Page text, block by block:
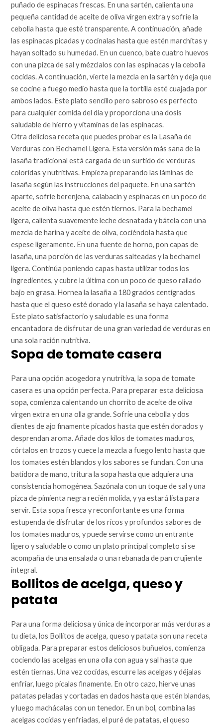
puñado de espinacas frescas. En una sartén, calienta una
pequeña cantidad de aceite de oliva virgen extra y sofríe la
cebolla hasta que esté transparente. A continuación, añade
las espinacas picadas y cocínalas hasta que estén marchitas y
hayan soltado su humedad. En un cuenco, bate cuatro huevos
con una pizca de sal y mézclalos con las espinacas y la cebolla
cocidas. A continuación, vierte la mezcla en la sartén y deja que
se cocine a fuego medio hasta que la tortilla esté cuajada por
ambos lados. Este plato sencillo pero sabroso es perfecto
para cualquier comida del día y proporciona una dosis
saludable de hierro y vitaminas de las espinacas.
Otra deliciosa receta que puedes probar es la Lasaña de
Verduras con Bechamel Ligera. Esta versión más sana de la
lasaña tradicional está cargada de un surtido de verduras
coloridas y nutritivas. Empieza preparando las láminas de
lasaña según las instrucciones del paquete. En una sartén
aparte, sofríe berenjena, calabacín y espinacas en un poco de
aceite de oliva hasta que estén tiernos. Para la bechamel
ligera, calienta suavemente leche desnatada y bátela con una
mezcla de harina y aceite de oliva, cociéndola hasta que
espese ligeramente. En una fuente de horno, pon capas de
lasaña, una porción de las verduras salteadas y la bechamel
ligera. Continúa poniendo capas hasta utilizar todos los
ingredientes, y cubre la última con un poco de queso rallado
bajo en grasa. Hornea la lasaña a 180 grados centígrados
hasta que el queso esté dorado y la lasaña se haya calentado.
Este plato satisfactorio y saludable es una forma
encantadora de disfrutar de una gran variedad de verduras en
una sola ración nutritiva.
Sopa de tomate casera
Para una opción acogedora y nutritiva, la sopa de tomate
casera es una opción perfecta. Para preparar esta deliciosa
sopa, comienza calentando un chorrito de aceite de oliva
virgen extra en una olla grande. Sofríe una cebolla y dos
dientes de ajo finamente picados hasta que estén dorados y
desprendan aroma. Añade dos kilos de tomates maduros,
córtalos en trozos y cuece la mezcla a fuego lento hasta que
los tomates estén blandos y los sabores se fundan. Con una
batidora de mano, tritura la sopa hasta que adquiera una
consistencia homogénea. Sazónala con un toque de sal y una
pizca de pimienta negra recién molida, y ya estará lista para
servir. Esta sopa fresca y reconfortante es una forma
estupenda de disfrutar de los ricos y profundos sabores de
los tomates maduros, y puede servirse como un entrante
ligero y saludable o como un plato principal completo si se
acompaña de una ensalada o una rebanada de pan crujiente
integral.
Bollitos de acelga, queso y
patata
Para una forma deliciosa y única de incorporar más verduras a
tu dieta, los Bollitos de acelga, queso y patata son una receta
obligada. Para preparar estos deliciosos buñuelos, comienza
cociendo las acelgas en una olla con agua y sal hasta que
estén tiernas. Una vez cocidas, escurre las acelgas y déjalas
enfriar, luego pícalas finamente. En otro cazo, hierve unas
patatas peladas y cortadas en dados hasta que estén blandas,
y luego machácalas con un tenedor. En un bol, combina las
acelgas cocidas y enfriadas, el puré de patatas, el queso